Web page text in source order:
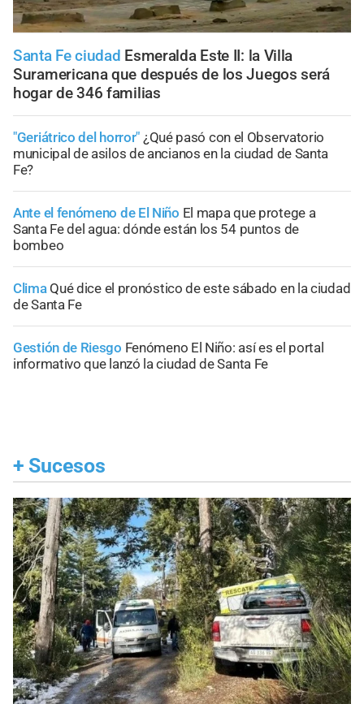
Santa Fe ciudad Esmeralda Este II: la Villa
Suramericana que después de los Juegos será
hogar de 346 familias
"Geriátrico del horror" ¿Qué pasó con el Observatorio
municipal de asilos de ancianos en la ciudad de Santa
Fe?
Ante el fenómeno de El Niño El mapa que protege a
Santa Fe del agua: dónde están los 54 puntos de
bombeo
Clima Qué dice el pronóstico de este sábado en la ciudad
de Santa Fe
Gestión de Riesgo Fenómeno El Niño: así es el portal
informativo que lanzó la ciudad de Santa Fe
+ Sucesos